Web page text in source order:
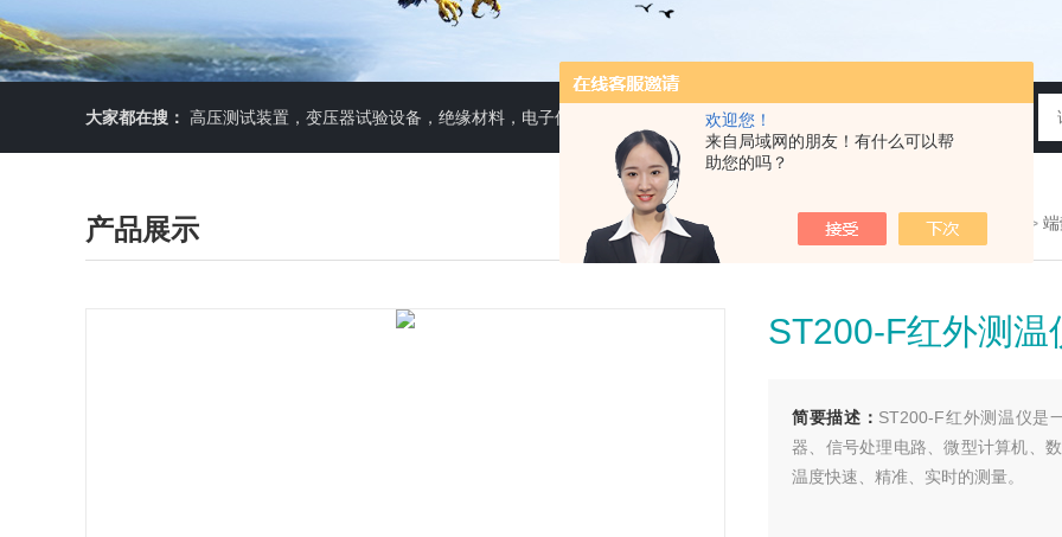
欢迎您！
来自局域网的朋友！有什么可以帮
助您的吗？
大家都在搜： 高压测试装置，变压器试验设备，绝缘材料，电子仪器仪表
产品展示 您现在的位置： >首页>产品展示 >
ST200-F红外测温
简要描述： ST200-F红外测温仪是
器、信号处理电路、微型计算机、
温度快速、精准、实时的测量。